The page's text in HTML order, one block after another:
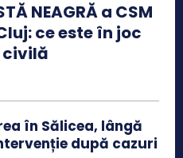
NEAGRĂ a CSM
ce este în joc
civilă
în Sălicea, lângă
după cazuri